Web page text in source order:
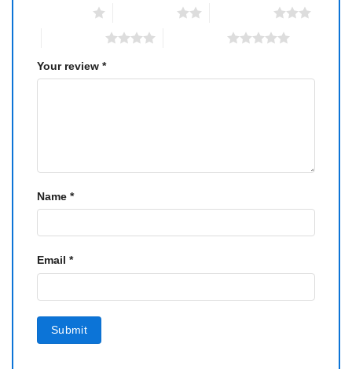
Your review *
Name *
Email *